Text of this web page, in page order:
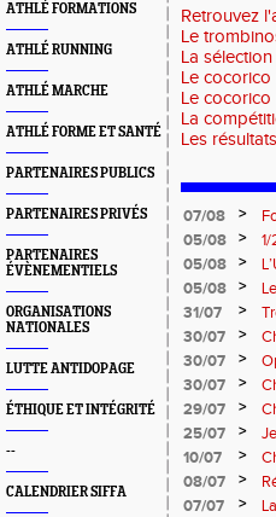
ATHLÉ FORMATIONS
ATHLÉ RUNNING
ATHLÉ MARCHE
ATHLÉ FORME ET SANTÉ
PARTENAIRES PUBLICS
PARTENAIRES PRIVÉS
PARTENAIRES
ÉVÈNEMENTIELS
ORGANISATIONS
NATIONALES
LUTTE ANTIDOPAGE
ÉTHIQUE ET INTÉGRITÉ
--
CALENDRIER SIFFA
Retrouvez
Le
La
Le cocorico
Le cocorico
La
Les
07/08 >
:
05/08 >
05/08 >
05/08 >
31/07 >
30/07 >
30/07 >
30/07
>
29/07
>
25/07 >
10/07
>
08/07
>
07/07
>